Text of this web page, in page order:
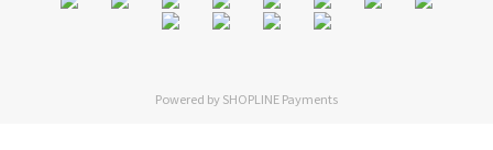
Powered bySHOPLINE Payments